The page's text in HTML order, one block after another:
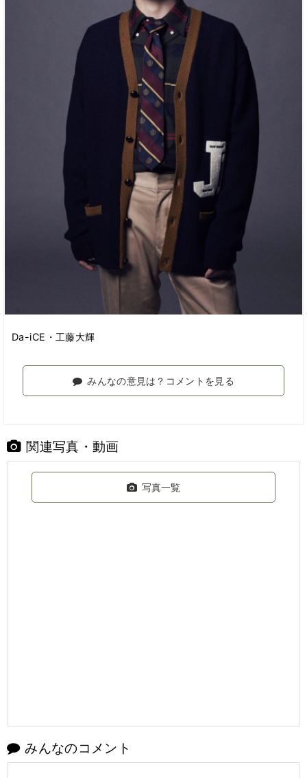
Da-iCE・工藤大輝
みんなの意見は？コメントを見る
関連写真・動画
写真一覧
みんなのコメント